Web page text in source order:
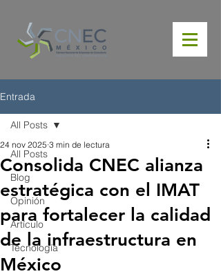
Entrada
All Posts
Blog
Opinión
Artículo
Tecnología
All Posts
Consolida CNEC alianza
estratégica con el IMAT
para fortalecer la calidad
de la infraestructura en
México
24 nov 2025 3 min de lectura